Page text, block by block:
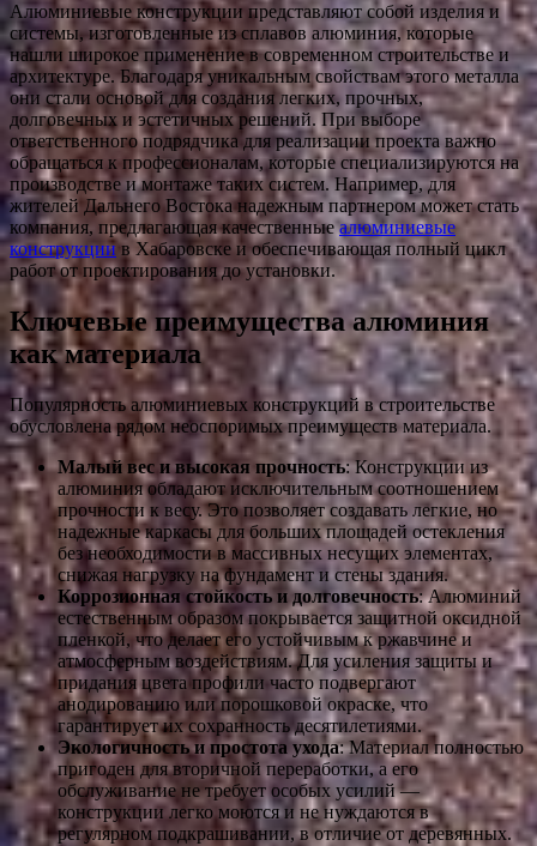
Алюминиевые конструкции представляют собой изделия и
системы, изготовленные из сплавов алюминия, которые
нашли широкое применение в современном строительстве и
архитектуре. Благодаря уникальным свойствам этого металла
они стали основой для создания легких, прочных,
долговечных и эстетичных решений. При выборе
ответственного подрядчика для реализации проекта важно
обращаться к профессионалам, которые специализируются на
производстве и монтаже таких систем. Например, для
жителей Дальнего Востока надежным партнером может стать
компания, предлагающая качественныеалюминиевые
конструкциив Хабаровске и обеспечивающая полный цикл
работ от проектирования до установки.
Ключевые преимущества алюминия
как материала
Популярность алюминиевых конструкций в строительстве
обусловлена рядом неоспоримых преимуществ материала.
Малый вес и высокая прочность: Конструкции из
алюминия обладают исключительным соотношением
прочности к весу. Это позволяет создавать легкие, но
надежные каркасы для больших площадей остекления
без необходимости в массивных несущих элементах,
снижая нагрузку на фундамент и стены здания.
Коррозионная стойкость и долговечность: Алюминий
естественным образом покрывается защитной оксидной
пленкой, что делает его устойчивым к ржавчине и
атмосферным воздействиям. Для усиления защиты и
придания цвета профили часто подвергают
анодированию или порошковой окраске, что
гарантирует их сохранность десятилетиями.
Экологичность и простота ухода: Материал полностью
пригоден для вторичной переработки, а его
обслуживание не требует особых усилий —
конструкции легко моются и не нуждаются в
регулярном подкрашивании, в отличие от деревянных.